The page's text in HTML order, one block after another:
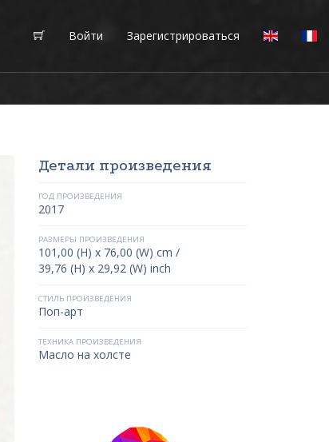
Войти Зарегистрироваться
Детали произведения
ГОД ПРОИЗВЕДЕНИЯ
2017
РАЗМЕРЫ ПРОИЗВЕДЕНИЯ
101,00 (H) x 76,00 (W) cm /
39,76 (H) x 29,92 (W) inch
СТИЛЬ ПРОИЗВЕДЕНИЯ
Поп-арт
ТЕХНИКА ПРОИЗВЕДЕНИЯ
Масло на холсте